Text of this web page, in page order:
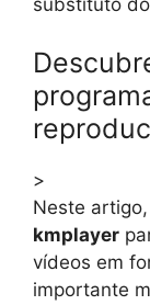
>
Neste
kmplayer
vídeos em
importante